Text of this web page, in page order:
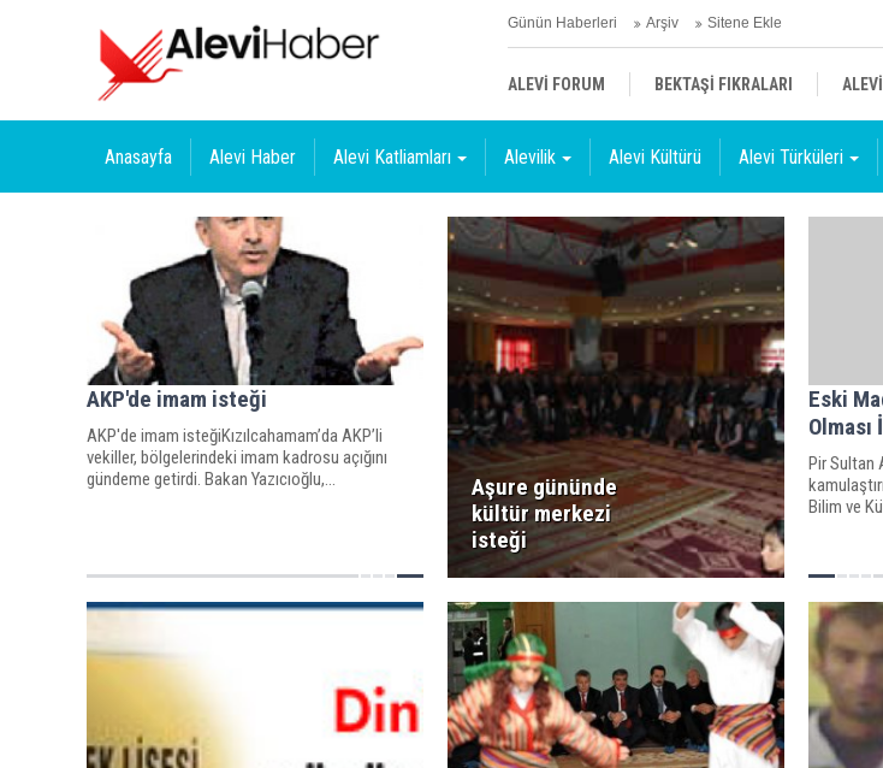
Günün Haberleri Arşiv Sitene Ekle
ALEVİ FORUM BEKTAŞİ FIKRALARI
Anasayfa Alevi Haber Alevi Katliamları Alevilik Alevi Kültürü Alevi Türküleri
AKP'de imam isteği
AKP'de imam isteğiKızılcahamam’da AKP’li
vekiller, bölgelerindeki imam kadrosu açığını
gündeme getirdi. Bakan Yazıcıoğlu,...
Aşure gününde
kültür merkezi
isteği
Eski
Pir Sultan
Bilim ve